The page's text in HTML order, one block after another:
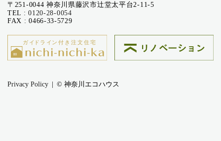
〒251-0044 神奈川県藤沢市辻堂太平台2-11-5
TEL :0120-28-0054
FAX : 0466-33-5729
Privacy Policy © 神奈川エコハウス